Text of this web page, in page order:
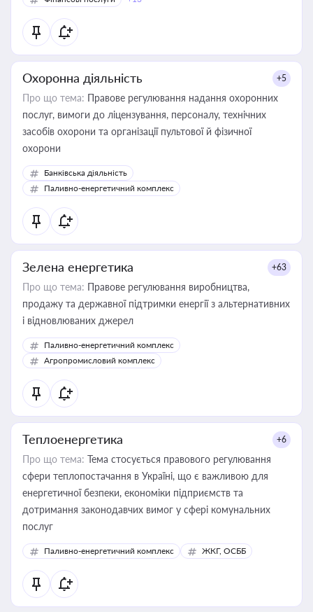
Охоронна діяльність +5
Про що тема: Правове регулювання надання охоронних
послуг, вимоги до ліцензування, персоналу, технічних
засобів охорони та організації пультової й фізичної
охорони
Банківська діяльність
Паливно-енергетичний комплекс
Зелена енергетика +63
Про що тема: Правове регулювання виробництва,
продажу та державної підтримки енергії з альтернативних
і відновлюваних джерел
Паливно-енергетичний комплекс
Агропромисловий комплекс
Теплоенергетика +6
Про що тема: Тема стосується правового регулювання
сфери теплопостачання в Україні, що є важливою для
енергетичної безпеки, економіки підприємств та
дотримання законодавчих вимог у сфері комунальних
послуг
Паливно-енергетичний комплекс ЖКГ, ОСББ